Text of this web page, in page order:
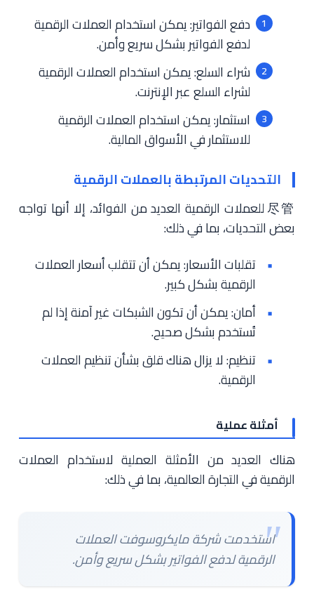
دفع الفواتير: يمكن استخدام العملات الرقمية
لدفع الفواتير بشكل سريع وأمن.
شراء السلع: يمكن استخدام العملات الرقمية
لشراء السلع عبر الإنترنت.
استثمار: يمكن استخدام العملات الرقمية
للاستثمار في الأسواق المالية.
التحديات المرتبطة بالعملات الرقمية
尽管 للعملات الرقمية العديد من الفوائد، إلا أنها تواجه
بعض التحديات، بما في ذلك:
تقلبات الأسعار: يمكن أن تتقلب أسعار العملات
الرقمية بشكل كبير.
أمان: يمكن أن تكون الشبكات غير آمنة إذا لم
تُستخدم بشكل صحيح.
تنظيم: لا يزال هناك قلق بشأن تنظيم العملات
الرقمية.
أمثلة عملية
هناك العديد من الأمثلة العملية لاستخدام العملات
الرقمية في التجارة العالمية، بما في ذلك:
استخدمت شركة مايكروسوفت العملات
الرقمية لدفع الفواتير بشكل سريع وأمن.